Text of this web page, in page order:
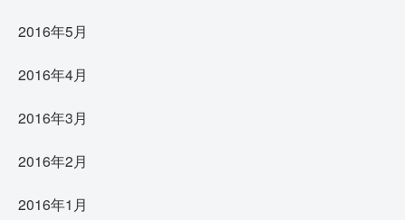
2016年5月
2016年4月
2016年3月
2016年2月
2016年1月